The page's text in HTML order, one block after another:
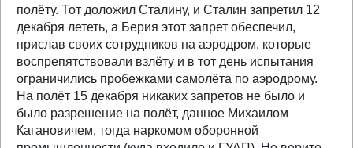
полёту. Тот доложил Сталину, и Сталин запретил 12
декабря лететь, а Берия этот запрет обеспечил,
прислав своих сотрудников на аэродром, которые
воспрепятствовали взлёту и в тот день испытания
ограничились пробежками самолёта по аэродрому.
На полёт 15 декабря никаких запретов не было и
было разрешение на полёт, данное Михаилом
Кагановичем, тогда наркомом оборонной